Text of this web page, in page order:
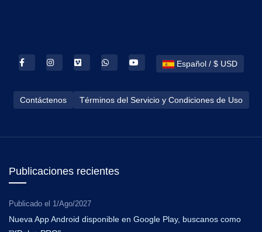
Español / $ USD
Contáctenos Términos del Servicio y Condiciones de Uso
Publicaciones recientes
Publicado el 1/Ago/2027
Nueva App Android disponible en Google Play, buscanos como